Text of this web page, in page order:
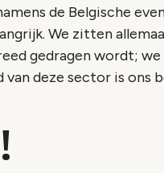
de Belgische
We zitten
gedragen wordt;
deze sector is ons